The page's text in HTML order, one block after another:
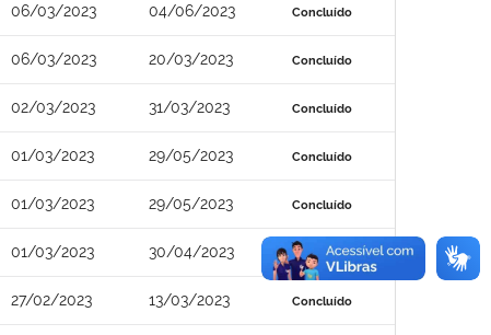
06/03/2023 04/06/2023 Concluído
06/03/2023 20/03/2023 Concluído
02/03/2023 31/03/2023 Concluído
01/03/2023 29/05/2023 Concluído
01/03/2023 29/05/2023 Concluído
01/03/2023 30/04/2023 Concluído
27/02/2023 13/03/2023 Concluído